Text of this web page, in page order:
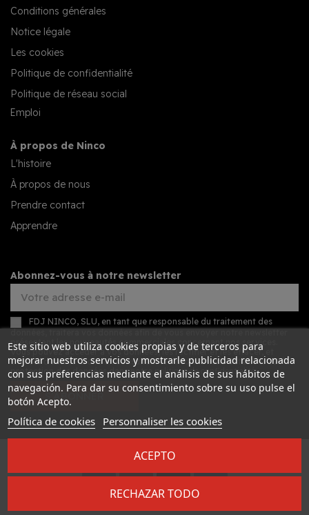
Conditions générales
Notice légale
Les cookies
Politique de confidentialité
Politique de réseau social
Emploi
À propos de Ninco
L'histoire
À propos de nous
Prendre contact
Apprendre
Abonnez-vous à notre newsletter
FDJ NINCO, SLU, en tant que responsable du traitement des
présentant les nouveautés commerciales concernant nos services.
Vous pouvez accéder à vos données, les rectifier et les effacer, et
exercer d'autres droits en consultant les informations détaillées sur la
protection des données dans notre politique de confidentialité.
S’ABONNER
Desarrollado por
Este sitio web utiliza cookies propias y de terceros para
mejorar nuestros servicios y mostrarle publicidad relacionada
con sus preferencias mediante el análisis de sus hábitos de
navegación. Para dar su consentimiento sobre su uso pulse el
botón Acepto.
Política de cookies Personnaliser les cookies
RECHAZAR TODO
ACEPTO